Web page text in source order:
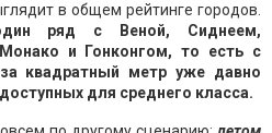
в общем рейтинге городов.
ряд с Веной, Сиднеем,
и Гонконгом, то есть с
квадратный метр уже давно
для среднего класса.